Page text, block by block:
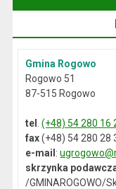
Gmina Rogowo
Rogowo 51
87-515 Rogowo
tel .(+48) 54 280 16
fax(+48) 54 280 28
e-mail :
skrzynka
/GMINAROGOWO/